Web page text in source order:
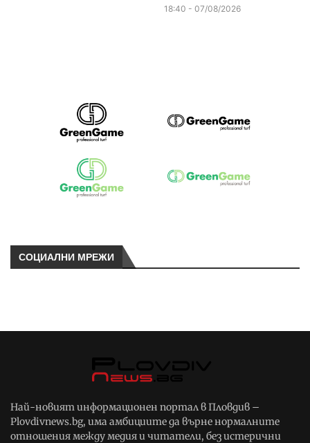
18:40 - 07/08/2026
СОЦИАЛНИ МРЕЖИ
Най-новият информационен портал в Пловдив –
Plovdivnews.bg, има амбициите да върне нормалните
отношения между медия и читатели, без истерични